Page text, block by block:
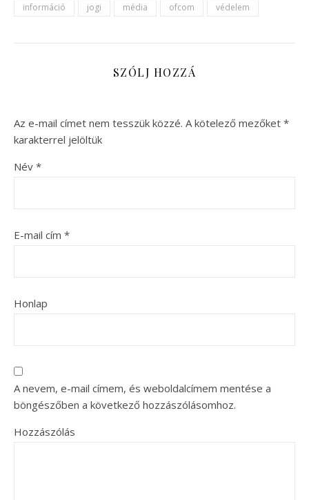
információ
jogi média ofcom védelem
SZÓLJ HOZZÁ
Az e-mail címet nem tesszük közzé. A kötelező mezőket *
karakterrel jelöltük
Név *
E-mail cím *
Honlap
A nevem, e-mail címem, és weboldalcímem mentése a
böngészőben a következő hozzászólásomhoz.
Hozzászólás